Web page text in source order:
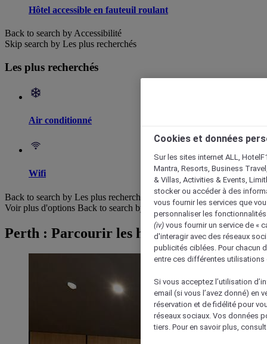
Hôtel accessible en fauteuil roulant
Back to search by Accessibilité
Skip search by Les plus recherchés
Les plus recherchés
Air conditionné
Wifi
Back to search by Les plus recherchés
Voir plus d'options Back to search by categories
Perth : Parcourir les hôtels
Cookies et données
Sur les sites internet ALL,
Mantra, Resorts, Business
& Villas, Activities & Events,
stocker ou accéder à des
vous fournir les services que
personnaliser les
(iv) vous fournir un service de «
d'interagir avec des réseaux
publicités ciblées. Pour chacun
entre ces différentes utilisations
Si vous acceptez l’utilisation
email (si vous l’avez donné) en
réservation et de fidélité pour
réseaux sociaux. Vos données
tiers. Pour en savoir plus,